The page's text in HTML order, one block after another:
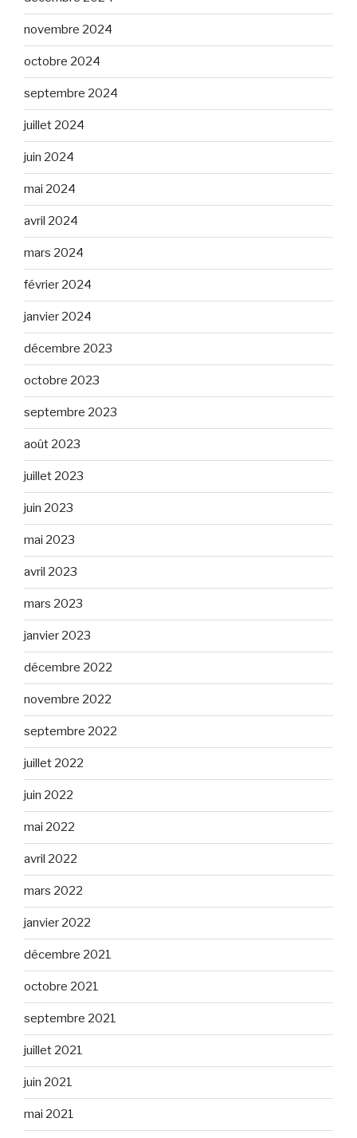
novembre 2024
octobre 2024
septembre 2024
juillet 2024
juin 2024
mai 2024
avril 2024
mars 2024
février 2024
janvier 2024
décembre 2023
octobre 2023
septembre 2023
août 2023
juillet 2023
juin 2023
mai 2023
avril 2023
mars 2023
janvier 2023
décembre 2022
novembre 2022
septembre 2022
juillet 2022
juin 2022
mai 2022
avril 2022
mars 2022
janvier 2022
décembre 2021
octobre 2021
septembre 2021
juillet 2021
juin 2021
mai 2021